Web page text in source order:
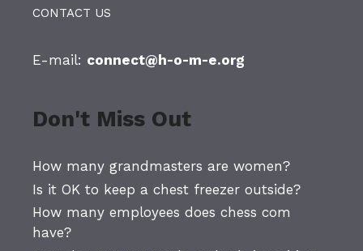
CONTACT US
E-mail: connect@h-o-m-e.org
Don't Miss Out
How many grandmasters are women?
Is it OK to keep a chest freezer outside?
How many employees does chess com
have?